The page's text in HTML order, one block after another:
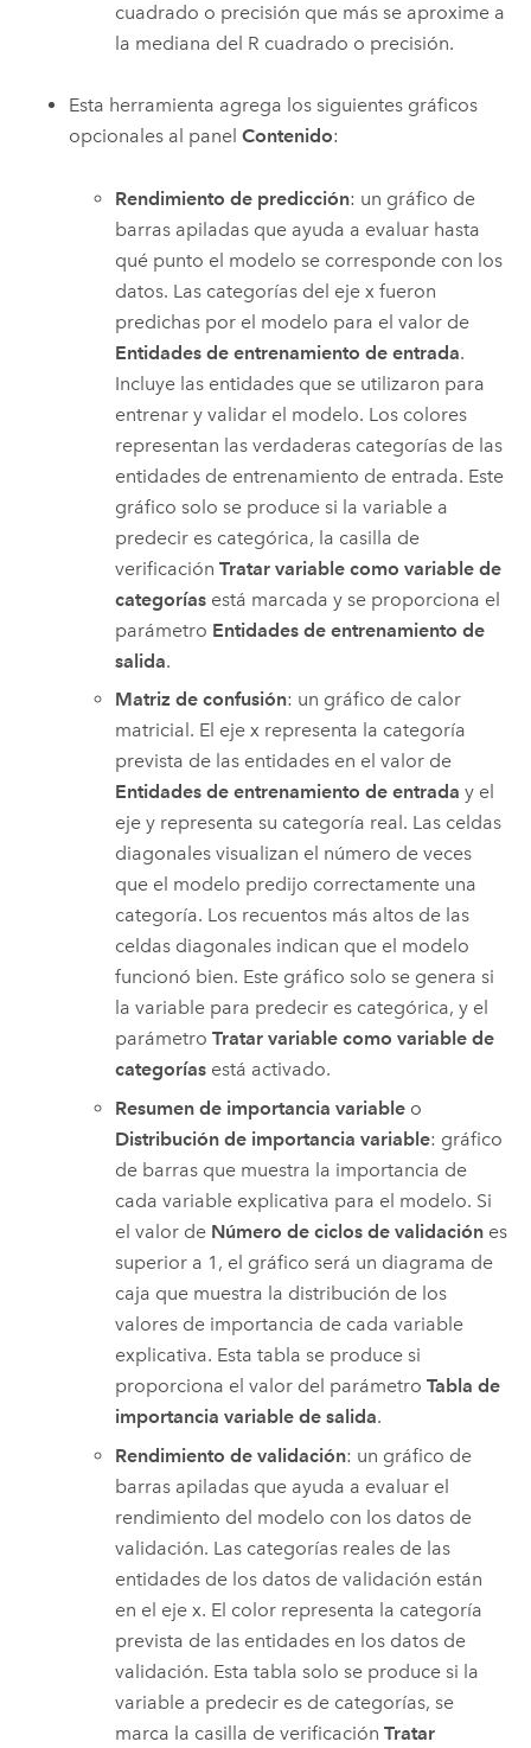
cuadrado o precisión que más se aproxime a
la mediana del R cuadrado o precisión.
Esta herramienta agrega los siguientes gráficos
opcionales al panelContenido:
Rendimiento de predicción: un gráfico de
barras apiladas que ayuda a evaluar hasta
qué punto el modelo se corresponde con los
datos. Las categorías del eje x fueron
predichas por el modelo para el valor de
Entidades de entrenamiento de entrada.
Incluye las entidades que se utilizaron para
entrenar y validar el modelo. Los colores
representan las verdaderas categorías de las
entidades de entrenamiento de entrada. Este
gráfico solo se produce si la variable a
predecir es categórica, la casilla de
verificaciónTratar variable como variable de
categorías está marcada y se proporciona el
parámetro Entidades de entrenamiento de
salida.
Matriz de confusión: un gráfico de calor
matricial. El eje x representa la categoría
prevista de las entidades en el valor de
Entidades de entrenamiento de entrada y el
eje y representa su categoría real. Las celdas
diagonales visualizan el número de veces
que el modelo predijo correctamente una
categoría. Los recuentos más altos de las
celdas diagonales indican que el modelo
funcionó bien. Este gráfico solo se genera si
la variable para predecir es categórica, y el
parámetroTratar variable como variable de
categorías está activado.
Resumen de importancia variable o
Distribución de importancia variable: gráfico
de barras que muestra la importancia de
cada variable explicativa para el modelo. Si
el valor de Número de ciclos de validación es
superior a 1, el gráfico será un diagrama de
caja que muestra la distribución de los
valores de importancia de cada variable
explicativa. Esta tabla se produce si
proporciona el valor del parámetroTabla de
importancia variable de salida.
Rendimiento de validación: un gráfico de
barras apiladas que ayuda a evaluar el
rendimiento del modelo con los datos de
validación. Las categorías reales de las
entidades de los datos de validación están
en el eje x. El color representa la categoría
prevista de las entidades en los datos de
validación. Esta tabla solo se produce si la
variable a predecir es de categorías, se
marca la casilla de verificaciónTratar